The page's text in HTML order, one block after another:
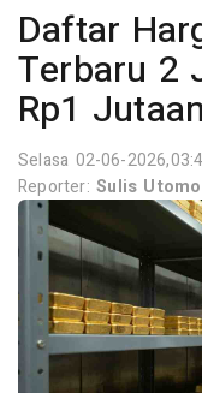
Daftar
Terbaru 2
Rp1
Selasa 02-06-
Reporter:Sulis Utomo